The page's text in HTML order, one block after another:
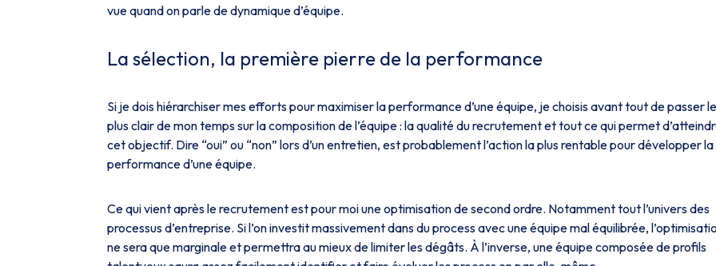
vue quand on parle de dynamique d’équipe.
La sélection, la première pierre de la performance
Si je dois hiérarchiser mes efforts pour maximiser la performance d’une équipe, je choisis avant tout de passer le
plus clair de mon temps sur la composition de l’équipe : la qualité du recrutement et tout ce qui permet
cet objectif. Dire “oui” ou “non” lors d’un entretien, est probablement l’action la plus rentable pour développer la
performance d’une équipe.
Ce qui vient après le recrutement est pour moi une optimisation de second ordre. Notamment tout l’univers des
processus d’entreprise. Si l’on investit massivement dans du process avec une équipe mal équilibrée,
ne sera que marginale et permettra au mieux de limiter les dégâts. À l’inverse, une équipe composée de profils